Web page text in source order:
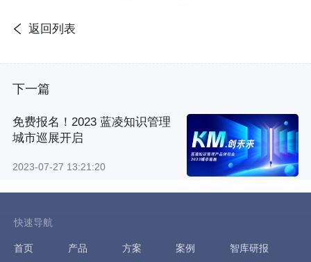
返回列表
下一篇
免费报名！2023 蓝凌知识管理
城市巡展开启
2023-07-27 13:21:20
快速导航
首页 产品 方案 案例 智库研报